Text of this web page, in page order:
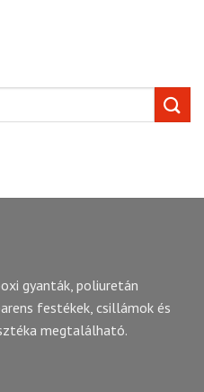
gyanták, poliuretán
festékek, csillámok és
megtalálható.